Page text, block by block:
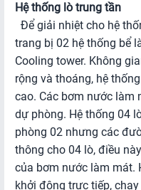
Hệ thống lò trung tần
Để giải nhiệt cho hệ
trang bị 02 hệ thống bể
Cooling tower. Không
rộng và thoáng, hệ
cao. Các bơm nước làm
dự phòng. Hệ thống 04
phòng 02 nhưng các
thông cho 04 lò, điều
của bơm nước làm mát.
khởi động trưc tiếp,